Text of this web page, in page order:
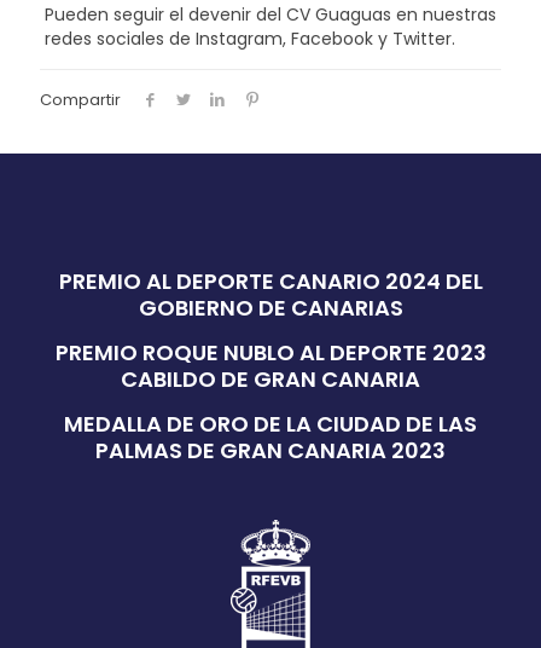
Pueden seguir el devenir del CV Guaguas en nuestras
redes sociales de Instagram, Facebook y Twitter.
Compartir
PREMIO AL DEPORTE CANARIO 2024 DEL
GOBIERNO DE CANARIAS
PREMIO ROQUE NUBLO AL DEPORTE 2023
CABILDO DE GRAN CANARIA
MEDALLA DE ORO DE LA CIUDAD DE LAS
PALMAS DE GRAN CANARIA 2023